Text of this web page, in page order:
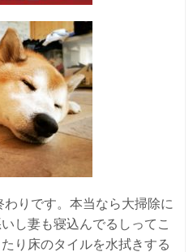
りです。本当なら大掃除に
し妻も寝込んでるしってこ
り床のタイルを水拭きする